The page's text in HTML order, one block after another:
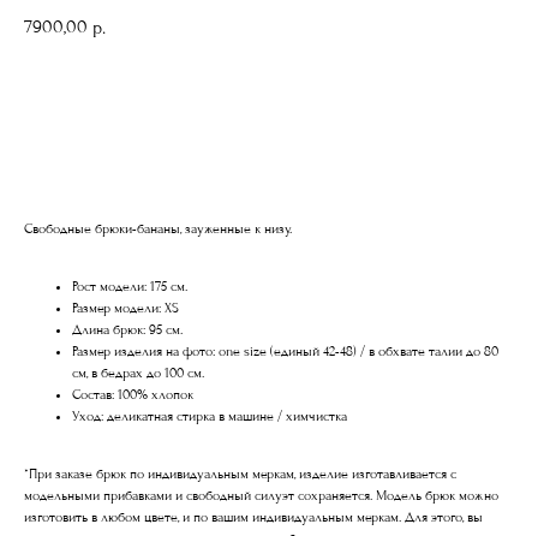
7900,00 р.
Свободные брюки-бананы, зауженные к низу.
Рост модели: 175 см.
Размер модели: XS
Длина брюк: 95 см.
Размер изделия на фото: one size (единый 42-48) / в обхвате талии до 80
см, в бедрах до 100 см.
Состав: 100% хлопок
Уход: деликатная стирка в машине / химчистка
*При заказе брюк по индивидуальным меркам, изделие изготавливается с
модельными прибавками и свободный силуэт сохраняется. Модель брюк можно
изготовить в любом цвете, и по вашим индивидуальным меркам. Для этого, вы